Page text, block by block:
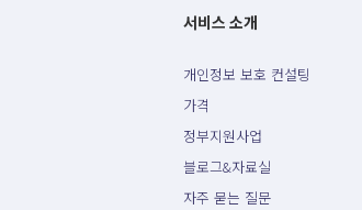
서비스 소개
개인정보 보호 컨설팅
가격
정부지원사업
블로그&자료실
자주 묻는 질문